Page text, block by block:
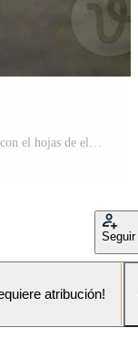
Seguir
atribución!